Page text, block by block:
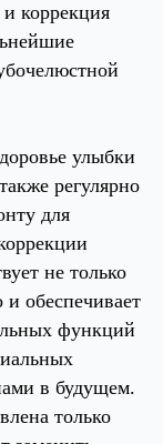
коррекция
улыбки
регулярно
для
не только
обеспечивает
функций
в будущем.
только